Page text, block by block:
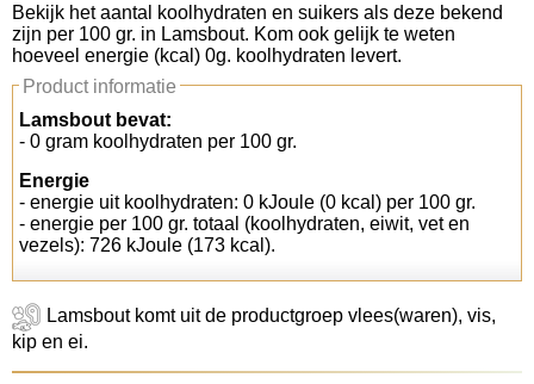
Koolhydraten tellen
Links
Bekijk het aantal koolhydraten en suikers als deze bekend
zijn per 100 gr. in Lamsbout. Kom ook gelijk te weten
hoeveel energie (kcal) 0g. koolhydraten levert.
Product informatie
Lamsbout bevat:
- 0 gram koolhydraten per 100 gr.
Energie
- energie uit koolhydraten: 0 kJoule (0 kcal) per 100 gr.
- energie per 100 gr. totaal (koolhydraten, eiwit, vet en
vezels): 726 kJoule (173 kcal).
Lamsbout komt uit de productgroep vlees(waren), vis,
kip en ei.